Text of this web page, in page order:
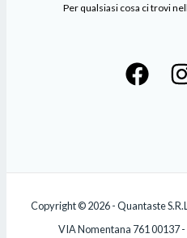
Per qualsiasi cosa ci trovi
Copyright © 2026 - Quantaste
VIA Nomentana 761 00137